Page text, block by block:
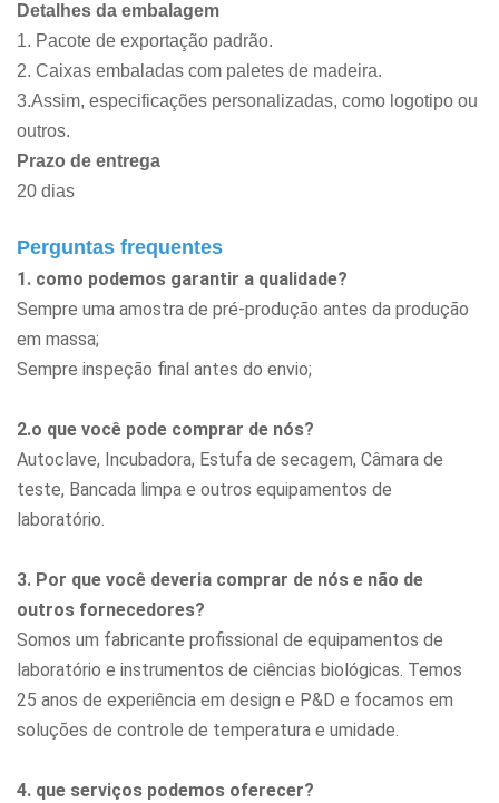
Detalhes da embalagem
1. Pacote de exportação padrão.
2. Caixas embaladas com paletes de madeira.
3.Assim, especificações personalizadas, como logotipo ou
outros.
Prazo de entrega
20 dias
Perguntas frequentes
1. como podemos garantir a qualidade?
Sempre uma amostra de pré-produção antes da produção
em massa;
Sempre inspeção final antes do envio;
2.o que você pode comprar de nós?
Autoclave, Incubadora, Estufa de secagem, Câmara de
teste, Bancada limpa e outros equipamentos de
laboratório.
3. Por que você deveria comprar de nós e não de
outros fornecedores?
Somos um fabricante profissional de equipamentos de
laboratório e instrumentos de ciências biológicas. Temos
25 anos de experiência em design e P&D e focamos em
soluções de controle de temperatura e umidade.
4. que serviços podemos oferecer?